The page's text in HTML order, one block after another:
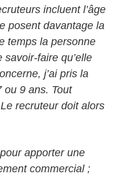
incluent l’âge
posent davantage la
temps la personne
faire qu’elle
j’ai pris la
ou 9 ans. Tout
recruteur doit alors
apporter une
commercial ;